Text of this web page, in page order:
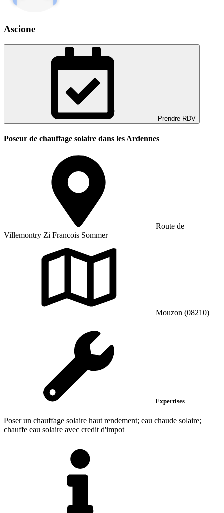
Ascione
Prendre RDV
Poseur de chauffage solaire dans les Ardennes
Route de
Villemontry Zi Francois Sommer
Mouzon (08210)
Expertises
Poser un chauffage solaire haut rendement; eau chaude solaire;
chauffe eau solaire avec credit d'impot